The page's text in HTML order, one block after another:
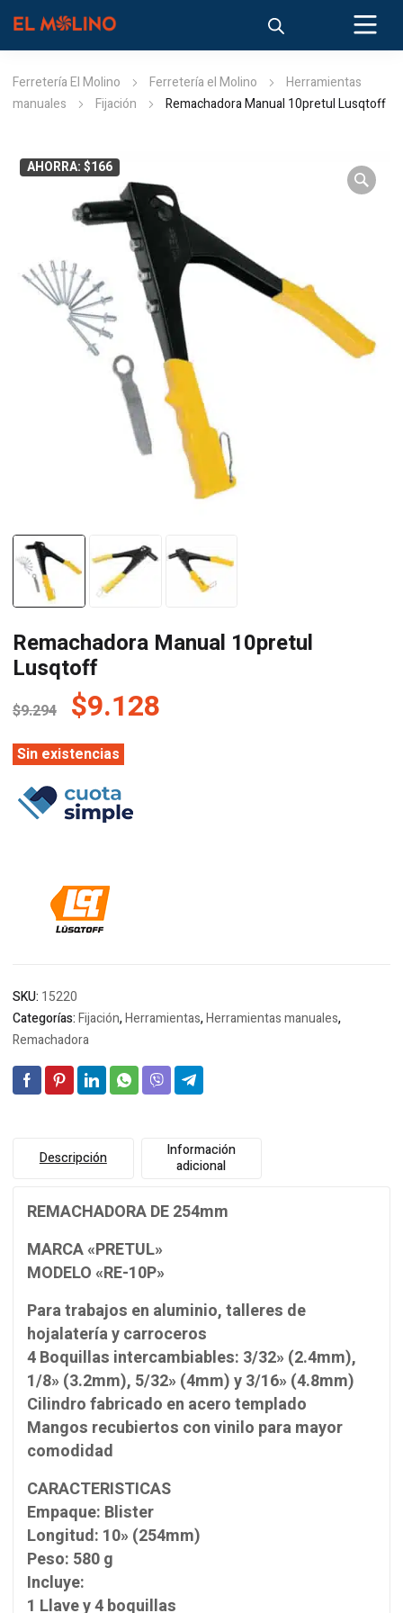
Ferretería El Molino Ferretería el Molino
Herramientas
manuales
Fijación Remachadora Manual 10pretul Lusqtoff
AHORRA: $166
Remachadora Manual 10pretul
Lusqtoff
$9.294 El
precio
original
era:
$9.294.
$9.128
Sin existencias
SKU: 15220
Categorías:Fijación,Herramientas,Herramientas manuales,
Remachadora
Descripción
Información
adicional
REMACHADORA DE 254mm
MARCA «PRETUL»
MODELO «RE-10P»
Para trabajos en aluminio, talleres de
hojalatería y carroceros
4 Boquillas intercambiables: 3/32» (2.4mm),
1/8» (3.2mm), 5/32» (4mm) y 3/16» (4.8mm)
Cilindro fabricado en acero templado
Mangos recubiertos con vinilo para mayor
comodidad
CARACTERISTICAS
Empaque: Blister
Longitud: 10» (254mm)
Peso: 580 g
Incluye:
1 Llave y 4 boquillas